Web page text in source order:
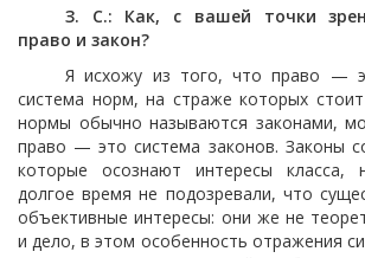
З. С.: Как, с вашей точки
право и закон?
Я исхожу из того, что право —
система норм, на страже которых стоит
нормы обычно называются законами,
право — это система законов. Законы
которые осознают интересы класса,
долгое время не подозревали, что
объективные интересы: они же не
и дело, в этом особенность отражения